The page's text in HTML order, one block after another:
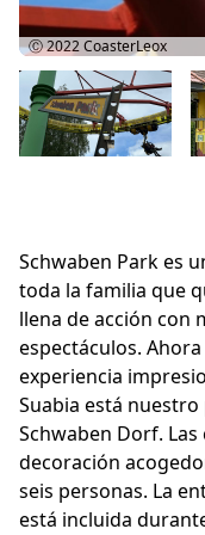
Schwaben Park es
toda la familia que
llena de acción con
espectáculos.
experiencia
Suabia está
Schwaben Dorf.
decoración
seis personas. La
está incluida
Ⓒ 2022CoasterLeox